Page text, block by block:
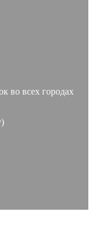
во всех городах